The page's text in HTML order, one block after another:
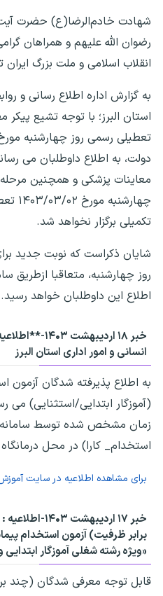
شهادت خادم‌الرضا(ع) حضرت آیت
رضوان الله علیهم و همراهان
انقلاب اسلامی و ملت بزرگ
به گزارش اداره اطلاع رسانی و
استان البرز؛ با توجه تشیع
دولت، به اطلاع داوطلبان می
معاینات پزشکی و همچنین
تکمیلی برگزار نخواهد شد.
شایان ذکراست که نوبت جدید
روز چهارشنبه، متعاقبا ازطریق
اطلاع این داوطلبان خواهد رسید.
انسانی و امور اداری استان البرز
(آموزگار ابتدایی/استثنایی) می
استخدام_ کارا) در محل
برای مشاهده اطلاعیه در سایت
خبر ۱۷
برابر ظرفیت) آزمون استخدام
«ویژه رشته شغلی آموزگار ابتدایی و
قابل توجه معرفی شدگان (چند